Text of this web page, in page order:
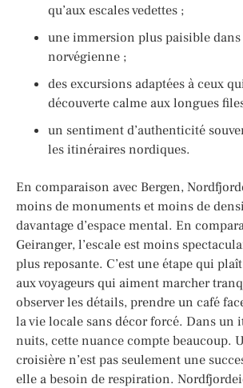
qu’aux escales vedettes ;
une immersion plus paisible
norvégienne ;
des excursions adaptées à ceux
découverte calme aux longues
un sentiment d’authenticité
les itinéraires nordiques.
En comparaison avec Bergen,
moins de monuments et moins de
davantage d’espace mental. En
Geiranger, l’escale est moins
plus reposante. C’est une étape qui
aux voyageurs qui aiment marcher
observer les détails, prendre un café
la vie locale sans décor forcé. Dans un
nuits, cette nuance compte beaucoup.
croisière n’est pas seulement une
elle a besoin de respiration.